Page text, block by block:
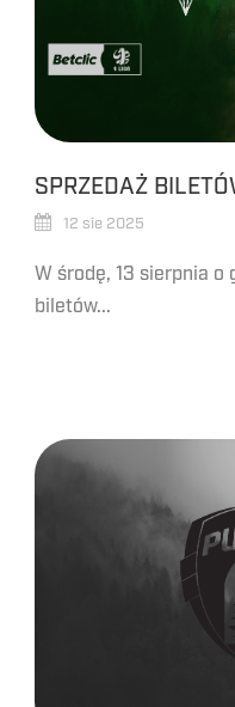
SPRZEDAŻ
12 sie 2025
W środę, 13 sierpnia o
biletów...